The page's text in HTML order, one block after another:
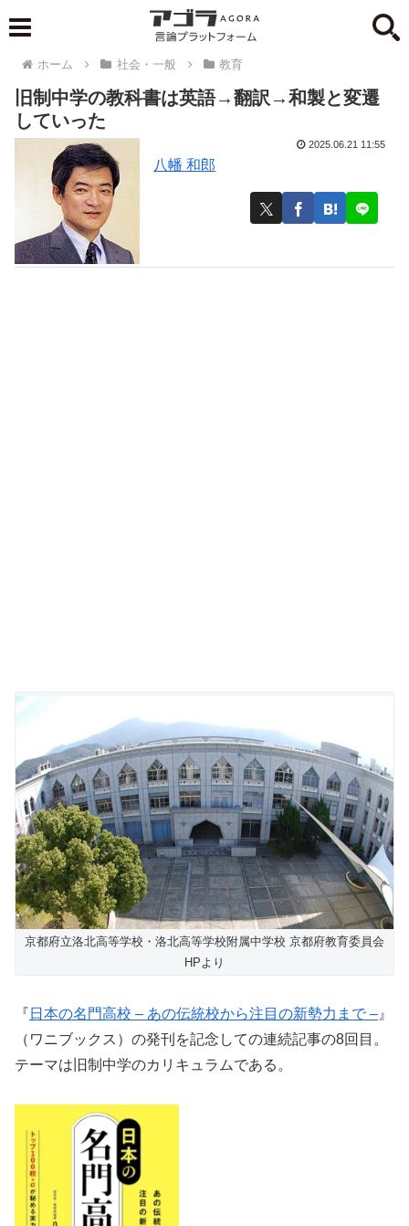
ホーム 社会・一般 教育
旧制中学の教科書は英語→翻訳→和製と変遷
していった
八幡 和郎
2025.06.21 11:55
京都府立洛北高等学校・洛北高等学校附属中学校 京都府教育委員会
HPより
『 日本の名門高校 – あの伝統校から注目の新勢力まで – 』
（ワニブックス）の発刊を記念しての連続記事の8回目。
テーマは旧制中学のカリキュラムである。